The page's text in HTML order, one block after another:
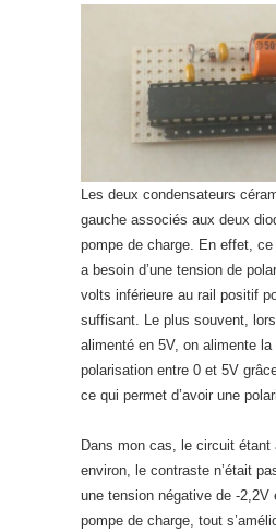
Les deux condensateurs
gauche associés aux deux
pompe de charge. En effet, ce
a besoin d’une tension de
volts inférieure au rail positif
suffisant. Le plus souvent,
alimenté en 5V, on alimente la
polarisation entre 0 et 5V
ce qui permet d’avoir une
Dans mon cas, le circuit étant
environ, le contraste n’était
une tension négative de -2,2V
pompe de charge, tout